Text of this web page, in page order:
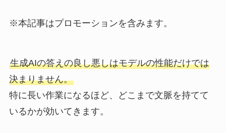
※本記事はプロモーションを含みます。
生成AIの答えの良し悪しはモデルの性能だけでは
決まりません。
特に長い作業になるほど、どこまで文脈を持てて
いるかが効いてきます。